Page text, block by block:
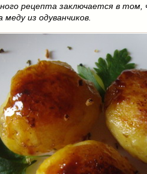
рецепта заключается в
из одуванчиков.